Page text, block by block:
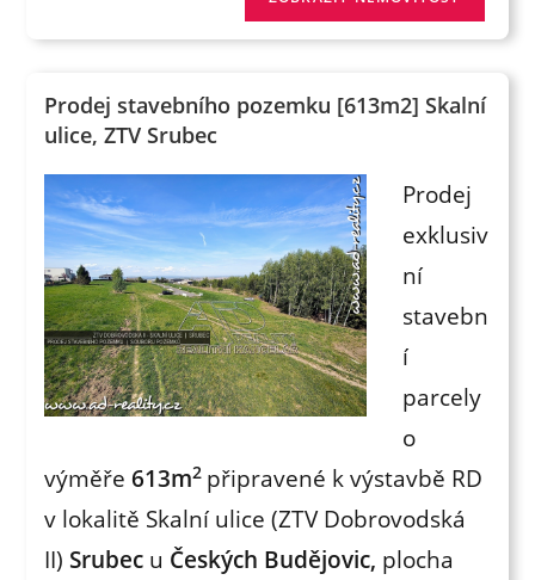
Prodej stavebního pozemku [613m2] Skalní
ulice, ZTV Srubec
Prodej
exklusiv
ní
stavebn
í
parcely
o
výměře 613m2 připravené k výstavbě RD
v lokalitě Skalní ulice (ZTV Dobrovodská
II) Srubec u Českých Budějovic, plocha